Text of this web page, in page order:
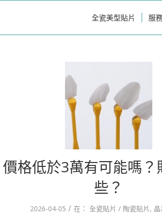
全瓷美型貼片 服
格低於3萬有可能嗎
些？
2026-04-05 / 在： 全瓷貼片 / 陶瓷貼片 ,